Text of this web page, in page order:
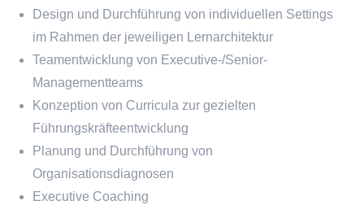
Design und Durchführung von individuellen Settings
im Rahmen der jeweiligen Lernarchitektur
Teamentwicklung von Executive-/Senior-
Managementteams
Konzeption von Curricula zur gezielten
Führungskräfteentwicklung
Planung und Durchführung von
Organisationsdiagnosen
Executive Coaching